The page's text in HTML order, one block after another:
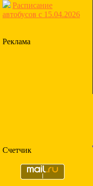
Расписание
автобусов с 15.04.2026
Реклама
Счетчик